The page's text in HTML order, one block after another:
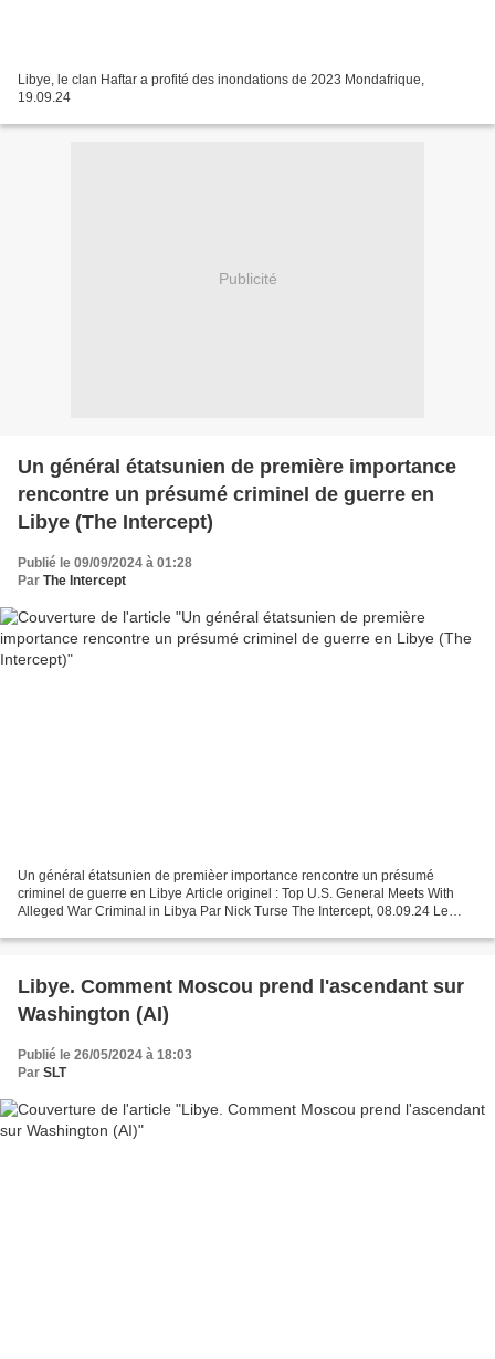
Libye, le clan Haftar a profité des inondations de 2023 Mondafrique,
19.09.24
Publicité
Un général étatsunien de première importance
rencontre un présumé criminel de guerre en
Libye (The Intercept)
Publié le 09/09/2024 à 01:28
Par The Intercept
Un général étatsunien de premièer importance rencontre un présumé
criminel de guerre en Libye Article originel : Top U.S. General Meets With
Alleged War Criminal in Libya Par Nick Turse The Intercept, 08.09.24 Le
Libye. Comment Moscou prend l'ascendant sur
Washington (AI)
Publié le 26/05/2024 à 18:03
Par SLT